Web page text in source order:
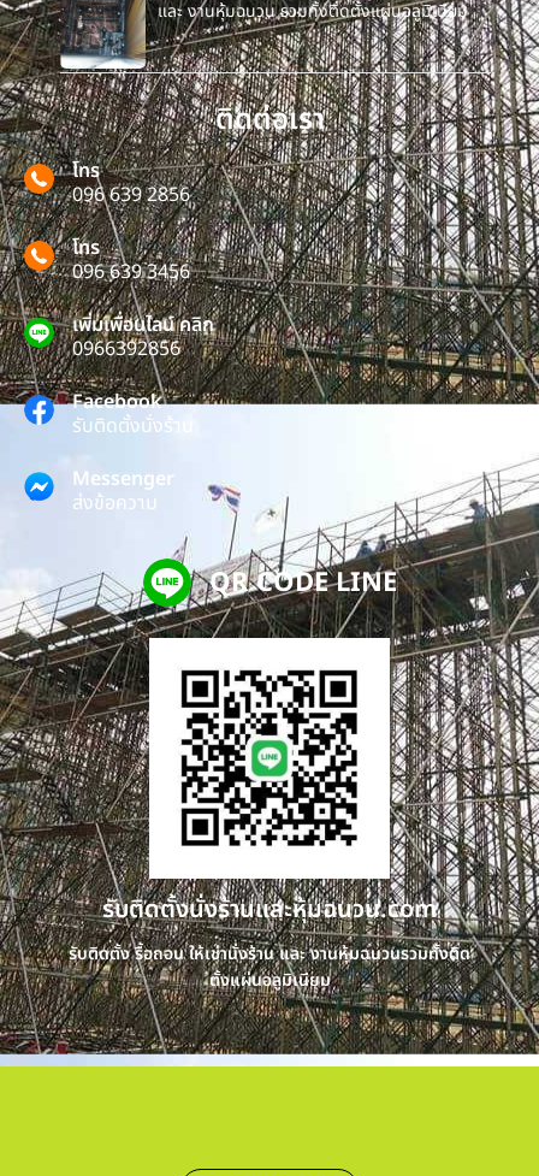
และ งานหุ้มฉนวน รวมทั้งติดตั้งแผ่นอลูมิเนียม
ติดต่อเรา
โทร
096 639 2856
โทร
096 639 3456
เพิ่มเพื่อนไลน์ คลิก
0966392856
Facebook
รับติดตั้งนั่งร้าน
Messenger
ส่งข้อความ
QR CODE LINE
รับติดตั้งนั่งร้านและหุ้มฉนวน.com
รับติดตั้ง รื้อถอน ให้เช่านั่งร้าน และ งานหุ้มฉนวนรวมทั้งติด
ตั้งแผ่นอลูมิเนียม